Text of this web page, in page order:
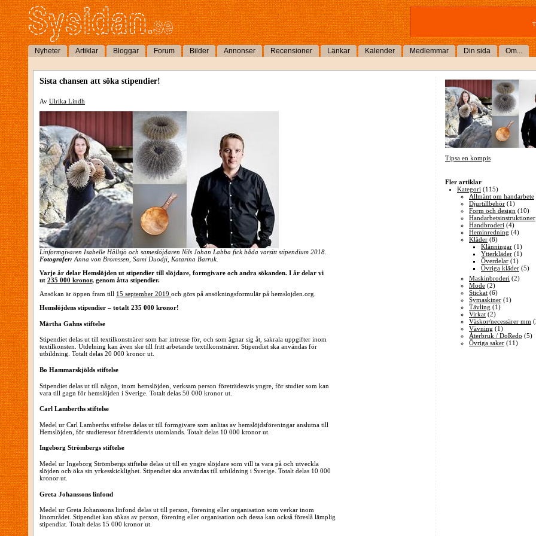
Nyheter Artiklar Bloggar Forum Bilder Annonser Recensioner Länkar Kalender Medlemmar Din sida Om...
Sista chansen att söka stipendier!
Av Ulrika Lindh
Linformgivaren Isabelle Hällsjö och sameslöjdaren Nils Johan Labba fick båda varsitt stipendium 2018.
Fotografer: Anna von Brömssen, Sami Duodji, Katarina Barruk.
Varje år delar Hemslöjden ut stipendier till slöjdare, formgivare och andra sökanden. I år delar vi
ut 235 000 kronor, genom åtta stipendier.
Ansökan är öppen fram till 15 september 2019 och görs på ansökningsformulär på hemslojden.org.
Hemslöjdens stipendier – totalt 235 000 kronor!
Märtha Gahns stiftelse
Stipendiet delas ut till textilkonstnärer som har intresse för, och som ägnar sig åt, sakrala uppgifter inom
textilkonsten. Utdelning kan även ske till fritt arbetande textilkonstnärer. Stipendiet ska användas för
utbildning. Totalt delas 20 000 kronor ut.
Bo Hammarskjölds stiftelse
Stipendiet delas ut till någon, inom hemslöjden, verksam person företrädesvis yngre, för studier som kan
vara till gagn för hemslöjden i Sverige. Totalt delas 50 000 kronor ut.
Carl Lamberths stiftelse
Medel ur Carl Lamberths stiftelse delas ut till formgivare som anlitas av hemslöjdsföreningar anslutna till
Hemslöjden, för studieresor företrädesvis utomlands. Totalt delas 10 000 kronor ut.
Ingeborg Strömbergs stiftelse
Medel ur Ingeborg Strömbergs stiftelse delas ut till en yngre slöjdare som vill ta vara på och utveckla
slöjden och öka sin yrkesskicklighet. Stipendiet ska användas till utbildning i Sverige. Totalt delas 10 000
kronor ut.
Greta Johanssons linfond
Medel ur Greta Johanssons linfond delas ut till person, förening eller organisation som verkar inom
linområdet. Stipendiet kan sökas av person, förening eller organisation och dessa kan också föreslå lämplig
stipendiat. Totalt delas 15 000 kronor ut.
Tipsa en kompis
Fler artiklar
Kategori (115)
Allmänt om handarbete
Djurtillbehör (1)
Form och design (10)
Handarbetsinstruktioner
Handbroderi (4)
Heminredning (4)
Kläder (8)
Klänningar (1)
Ytterkläder (1)
Överdelar (1)
Övriga kläder (5)
Maskinbroderi (2)
Mode (2)
Stickat (6)
Symaskiner (1)
Tävling (1)
Virkat (2)
Väskor/necessärer mm
Vävning (1)
Återbruk / DoRedo (5)
Övriga saker (11)